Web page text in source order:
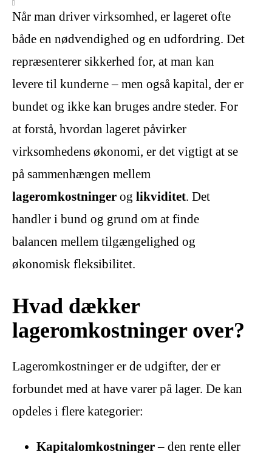
Når man driver virksomhed, er lageret ofte
både en nødvendighed og en udfordring. Det
repræsenterer sikkerhed for, at man kan
levere til kunderne – men også kapital, der er
bundet og ikke kan bruges andre steder. For
at forstå, hvordan lageret påvirker
virksomhedens økonomi, er det vigtigt at se
på sammenhængen mellem
lageromkostninger og likviditet. Det
handler i bund og grund om at finde
balancen mellem tilgængelighed og
økonomisk fleksibilitet.
Hvad dækker
lageromkostninger over?
Lageromkostninger er de udgifter, der er
forbundet med at have varer på lager. De kan
opdeles i flere kategorier:
Kapitalomkostninger– den rente eller